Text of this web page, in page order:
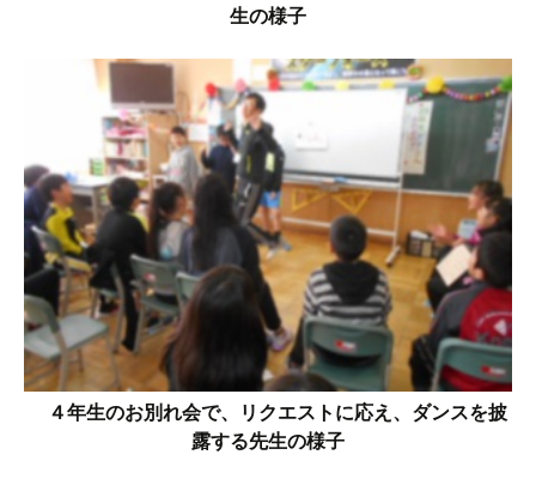
生の様子
４年生のお別れ会で、リクエストに応え、ダンスを披
露する先生の様子